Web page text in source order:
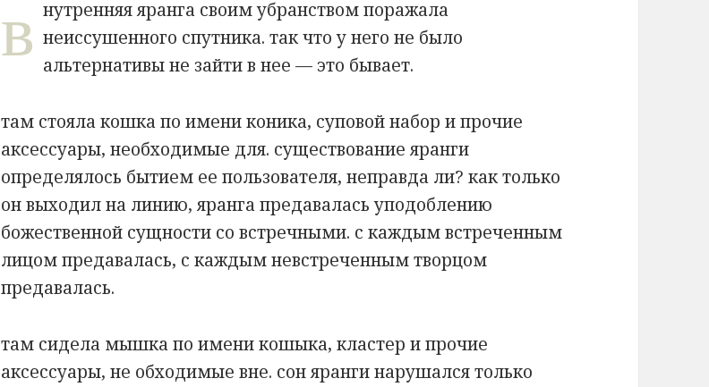
в нутренняя яранга своим убранством поражала
неиссушенного спутника. так что у него не было
альтернативы не зайти в нее — это бывает.
там стояла кошка по имени коника, суповой набор и прочие
аксессуары, необходимые для. существование яранги
определялось бытием ее пользователя, неправда ли? как только
он выходил на линию, яранга предавалась уподоблению
божественной сущности со встречными. с каждым встреченным
лицом предавалась, с каждым невстреченным творцом
предавалась.
там сидела мышка по имени кошыка, кластер и прочие
аксессуары, не обходимые вне. сон яранги нарушался только